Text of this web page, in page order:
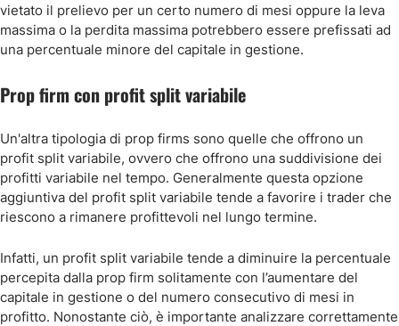
vietato il prelievo per un certo numero di mesi oppure la leva
massima o la perdita massima potrebbero essere prefissati ad
una percentuale minore del capitale in gestione.
Prop firm con profit split variabile
Un'altra tipologia di prop firms sono quelle che offrono un
profit split variabile, ovvero che offrono una suddivisione dei
profitti variabile nel tempo. Generalmente questa opzione
aggiuntiva del profit split variabile tende a favorire i trader che
riescono a rimanere profittevoli nel lungo termine.
Infatti, un profit split variabile tende a diminuire la percentuale
percepita dalla prop firm solitamente con l’aumentare del
capitale in gestione o del numero consecutivo di mesi in
profitto. Nonostante ciò, è importante analizzare correttamente